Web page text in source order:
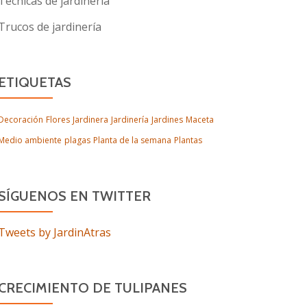
de jardinería
ETIQUETAS
Flores Jardinera Jardinería Jardines Maceta
ambiente plagas Planta de la semana Plantas
EN TWITTER
by JardinAtras
DE TULIPANES